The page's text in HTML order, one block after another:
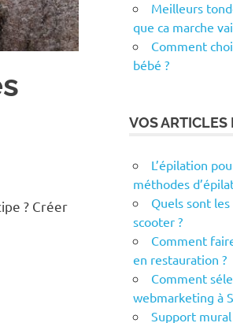
? Créer
Meilleurs
que ca marche
Comment
bébé ?
VOS ARTICLES
L’épilation
méthodes
Quels sont
scooter ?
Comment
en restauration ?
Comment
webmarketing à
Support